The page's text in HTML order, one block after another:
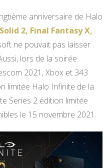
anniversaire de Halo
2, Final Fantasy X,
ne pouvait pas laisser
lors de la soirée
2021, Xbox et 343
limitée Halo Infinite de la
Series 2 édition limitée
le 15 novembre 2021.